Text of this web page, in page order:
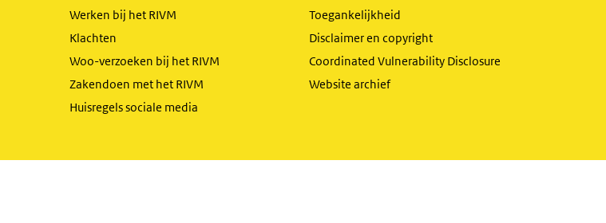
Werken bij het RIVM
Klachten
Woo-verzoeken bij het RIVM
Zakendoen met het RIVM
Huisregels sociale media
Toegankelijkheid
Disclaimer en copyright
Coordinated Vulnerability Disclosure
Website archief